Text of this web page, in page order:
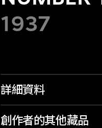
1937
詳細資料
創作者的其他藏品